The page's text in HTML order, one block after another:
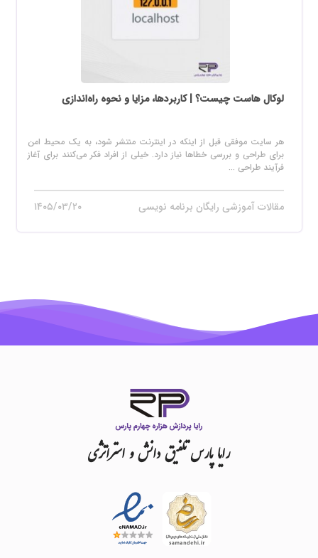
لوکال هاست چیست؟ | کاربردها، مزایا و نحوه راه‌اندازی
هر سایت موفقی قبل از اینکه در اینترنت منتشر شود، به یک محیط امن
برای طراحی و بررسی خطاها نیاز دارد. خیلی از افراد فکر می‌کنند برای آغاز
فرآیند طراحی ...
مقالات آموزشی رایگان برنامه نویسی ۱۴۰۵/۰۳/۲۰
رایاپارستلفیقدانشواستراتژی